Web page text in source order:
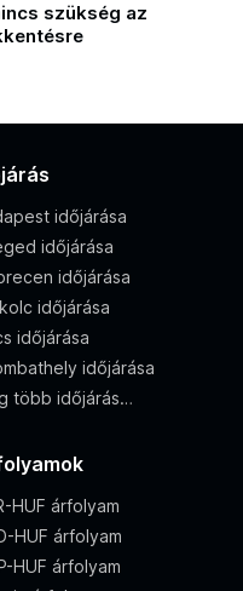
szükség az
időjárása
időjárása
időjárása
időjárása
időjárása
időjárása
több időjárás…
HUF árfolyam
HUF árfolyam
HUF árfolyam